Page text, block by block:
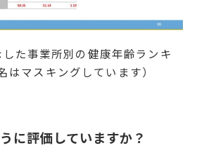
た事業所別の健康年齢ランキ
はマスキングしています）
に評価していますか？